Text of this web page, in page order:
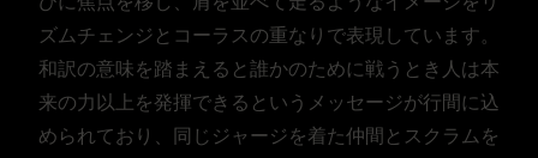
ズムチェンジとコーラスの重なりで表現しています。
和訳の意味を踏まえると誰かのために戦うとき人は本
来の力以上を発揮できるというメッセージが行間に込
められており、同じジャージを着た仲間とスクラムを